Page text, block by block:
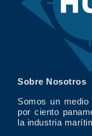
Sobre Nosotros
Somos un
por ciento
la industria